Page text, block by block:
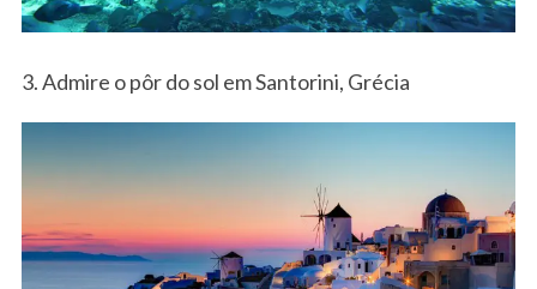
3. Admire o pôr do sol em Santorini, Grécia